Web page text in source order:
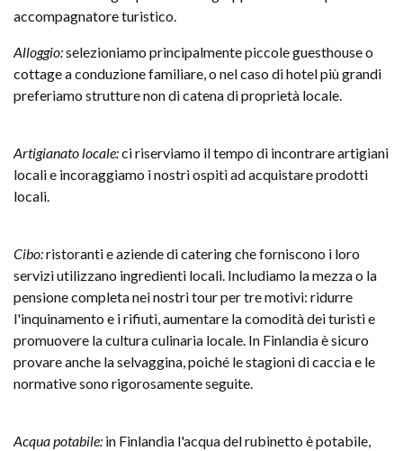
accompagnatore turistico.
Alloggio:selezioniamo principalmente piccole guesthouse o
cottage a conduzione familiare, o nel caso di hotel più grandi
preferiamo strutture non di catena di proprietà locale.
Artigianato locale:ci riserviamo il tempo di incontrare artigiani
locali e incoraggiamo i nostri ospiti ad acquistare prodotti
locali.
Cibo:ristoranti e aziende di catering che forniscono i loro
servizi utilizzano ingredienti locali. Includiamo la mezza o la
pensione completa nei nostri tour per tre motivi: ridurre
l'inquinamento e i rifiuti, aumentare la comodità dei turisti e
promuovere la cultura culinaria locale. In Finlandia è sicuro
provare anche la selvaggina, poiché le stagioni di caccia e le
normative sono rigorosamente seguite.
Acqua potabile: in Finlandia l'acqua del rubinetto è potabile,